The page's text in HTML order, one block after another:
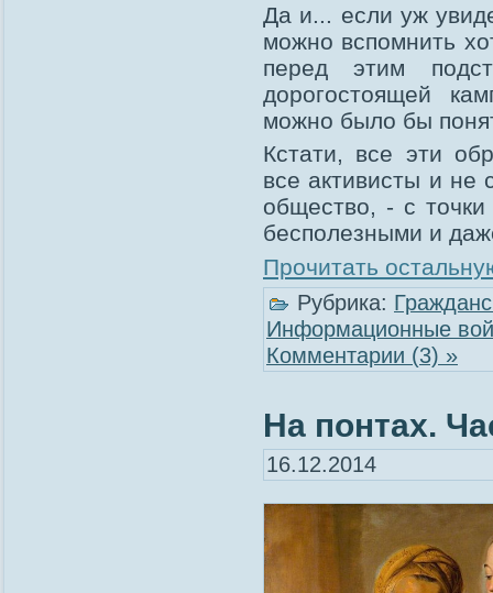
Да и... если уж
можно вспомнить
перед этим
дорогостоящей
можно было бы
Кстати, все эти
все активисты и не
общество, - с
бесполезными и
Прочитать
Рубрика:
Информационные
Комментарии (3) »
На понтах.
16.12.2014